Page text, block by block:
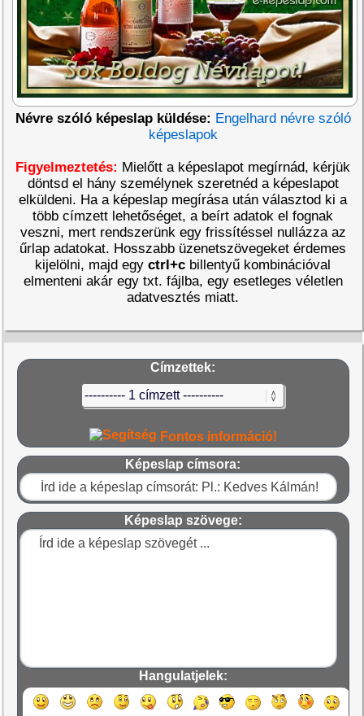
Névre szóló képeslap küldése: Engelhard névre szóló
képeslapok
Figyelmeztetés: Mielőtt a képeslapot megírnád, kérjük
döntsd el hány személynek szeretnéd a képeslapot
elküldeni. Ha a képeslap megírása után választod ki a
több címzett lehetőséget, a beírt adatok el fognak
veszni, mert rendszerünk egy frissítéssel nullázza az
űrlap adatokat. Hosszabb üzenetszövegeket érdemes
kijelölni, majd egyctrl+c billentyű kombinációval
elmenteni akár egy txt. fájlba, egy esetleges véletlen
adatvesztés miatt.
Címzettek:
Fontos információ!
Képeslap címsora:
Képeslap szövege:
Hangulatjelek: